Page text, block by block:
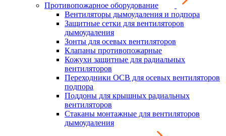
Противопожарное оборудование
Вентиляторы дымоудаления и подпора
Защитные сетки для вентиляторов
дымоудаления
Зонты для осевых вентиляторов
Клапаны противопожарные
Кожухи защитные для радиальных
вентиляторов
Переходники ОСВ для осевых вентиляторов
подпора
Поддоны для крышных радиальных
вентиляторов
Стаканы монтажные для вентиляторов
дымоудаления